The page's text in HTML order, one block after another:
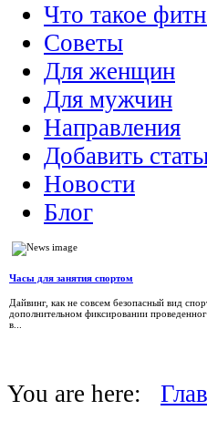
Что такое
Советы
Для женщин
Для мужчин
Направления
Добавить
Новости
Блог
Часы для занятия спортом
Дайвинг, как не совсем безопасный вид
дополнительном фиксировании
в...
You are here: